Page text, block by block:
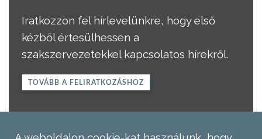
Iratkozzon fel hírlevelünkre, hogy első
kézből értesülhessen a
szakszervezetekkel kapcsolatos hírekről.
TOVÁBB A FELIRATKOZÁSHOZ